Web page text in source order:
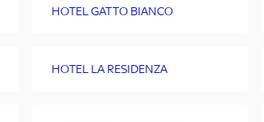
HOTEL GATTO BIANCO
HOTEL LA RESIDENZA